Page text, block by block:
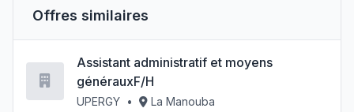
Offres similaires
Assistant administratif et moyens
générauxF/H
UPERGY • La Manouba